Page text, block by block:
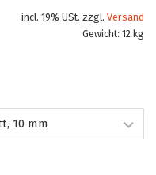
incl. 19% USt. zzgl. Versand
Gewicht: 12 kg